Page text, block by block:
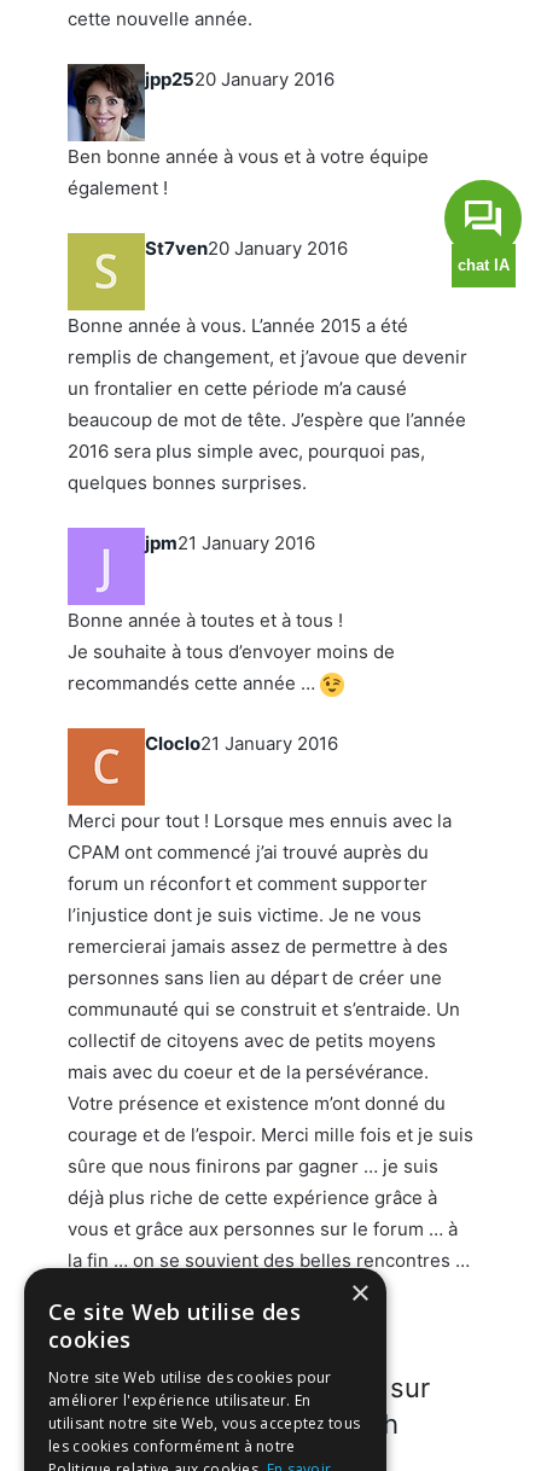
cette nouvelle année.
jpp2520 January 2016
Ben bonne année à vous et à votre équipe
également !
St7ven20 January 2016
Bonne année à vous. L’année 2015 a été
remplis de changement, et j’avoue que devenir
un frontalier en cette période m’a causé
beaucoup de mot de tête. J’espère que l’année
2016 sera plus simple avec, pourquoi pas,
quelques bonnes surprises.
jpm21 January 2016
Bonne année à toutes et à tous !
Je souhaite à tous d’envoyer moins de
recommandés cette année …
Cloclo21 January 2016
Merci pour tout ! Lorsque mes ennuis avec la
CPAM ont commencé j’ai trouvé auprès du
forum un réconfort et comment supporter
l’injustice dont je suis victime. Je ne vous
remercierai jamais assez de permettre à des
personnes sans lien au départ de créer une
communauté qui se construit et s’entraide. Un
collectif de citoyens avec de petits moyens
mais avec du coeur et de la persévérance.
Votre présence et existence m’ont donné du
courage et de l’espoir. Merci mille fois et je suis
sûre que nous finirons par gagner … je suis
déjà plus riche de cette expérience grâce à
vous et grâce aux personnes sur le forum … à
la fin … on se souvient des belles rencontres …
Participez à la discussion sur
forum.welcome-suisse.ch
×
Ce site Web utilise des
cookies
Notre site Web utilise des cookies pour
améliorer l'expérience utilisateur. En
utilisant notre site Web, vous acceptez tous
les cookies conformément à notre